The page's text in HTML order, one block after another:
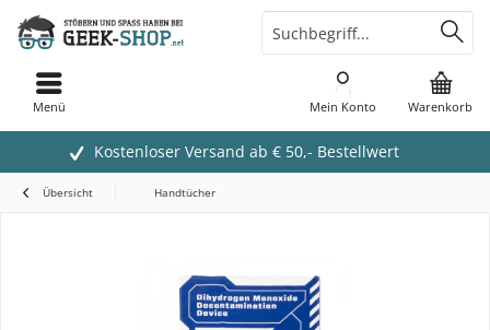
Kostenloser Versand ab € 50,- Bestellwert
Warenkorb
Mein Konto
Menü
Übersicht Handtücher